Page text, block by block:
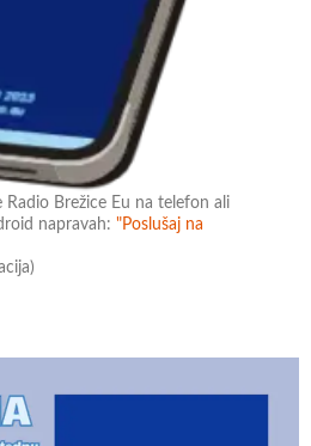
Radio Brežice Eu na telefon ali
napravah:"Poslušaj na